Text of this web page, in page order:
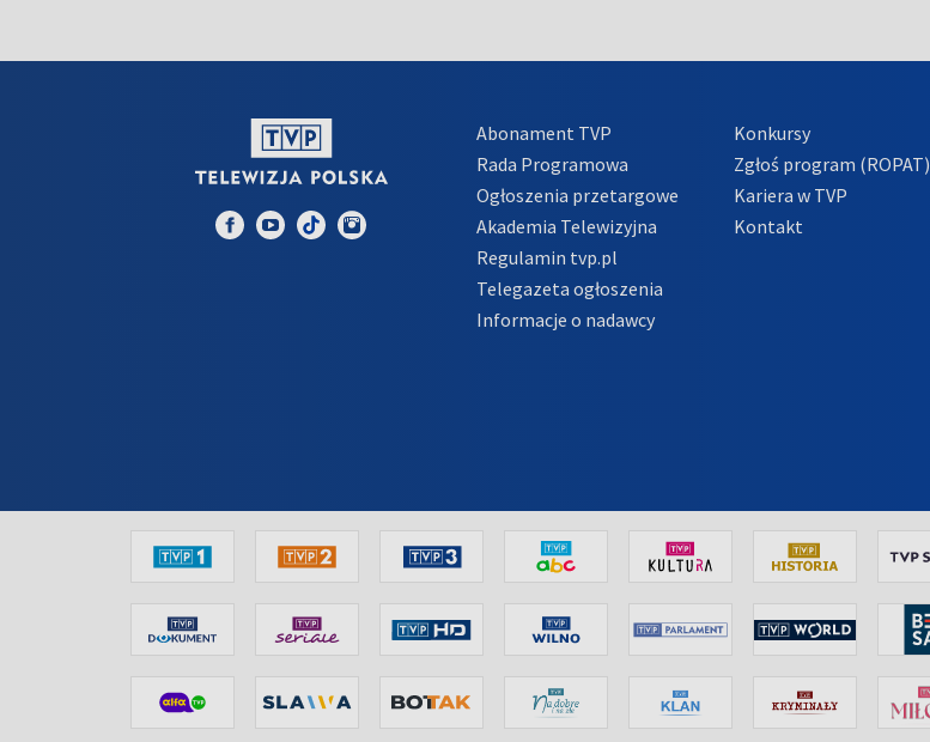
Abonament TVP
Rada Programowa
Ogłoszenia przetargowe
Akademia Telewizyjna
Regulamin tvp.pl
Telegazeta ogłoszenia
Informacje o nadawcy
Konkursy
Zgłoś program (ROPAT)
Kariera w TVP
Kontakt